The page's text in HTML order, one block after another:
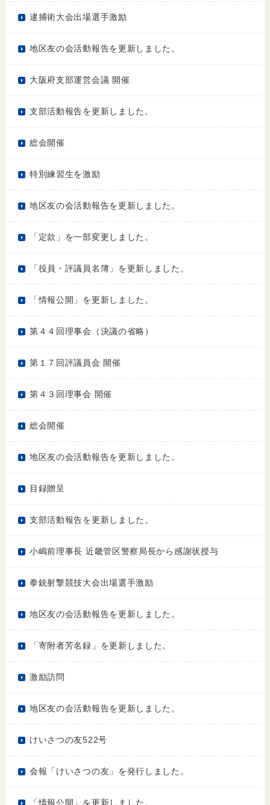
逮捕術大会出場選手激励
地区友の会活動報告を更新しました。
大阪府支部運営会議 開催
支部活動報告を更新しました。
総会開催
特別練習生を激励
地区友の会活動報告を更新しました。
「定款」を一部変更しました。
「役員・評議員名簿」を更新しました。
「情報公開」を更新しました。
第４４回理事会（決議の省略）
第１７回評議員会 開催
第４３回理事会 開催
総会開催
地区友の会活動報告を更新しました。
目録贈呈
支部活動報告を更新しました。
小嶋前理事長 近畿管区警察局長から感謝状授与
拳銃射撃競技大会出場選手激励
地区友の会活動報告を更新しました。
「寄附者芳名録」を更新しました。
激励訪問
地区友の会活動報告を更新しました。
けいさつの友522号
会報「けいさつの友」を発行しました。
「情報公開」を更新しました。